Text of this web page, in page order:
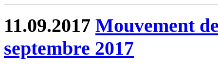
11.09.2017 Mouvement
septembre 2017